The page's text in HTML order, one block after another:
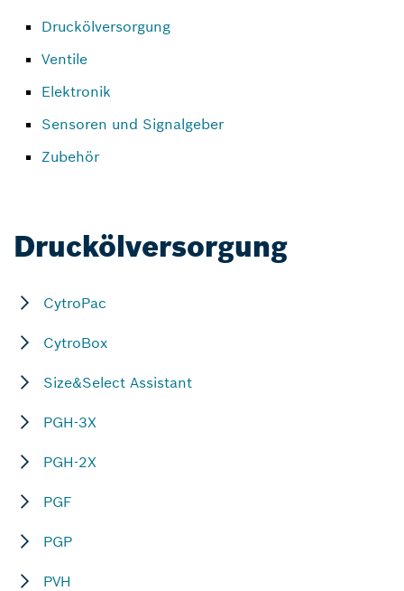
Druckölversorgung
Ventile
Elektronik
Sensoren und Signalgeber
Zubehör
Druckölversorgung
CytroPac
CytroBox
Size&Select Assistant
PGH-3X
PGH-2X
PGF
PGP
PVH